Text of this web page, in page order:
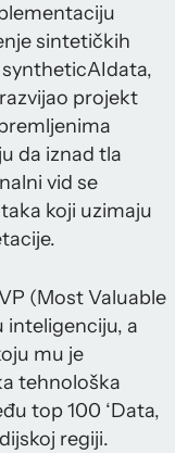
sintetičkih
projekt
da iznad tla
vid se
koji uzimaju
(Most Valuable
inteligenciju, a
mu je
tehnološka
top 100 ‘Data,
regiji.